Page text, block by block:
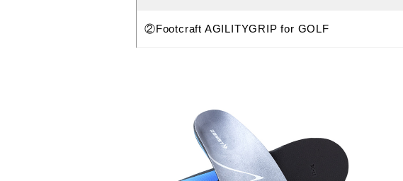
②Footcraft AGILITYGRIP for GOLF